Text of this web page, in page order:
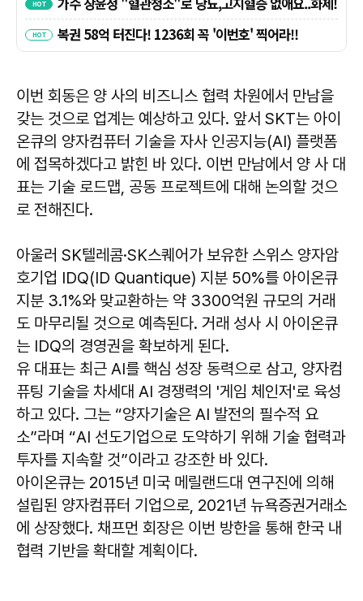
이번 회동은 양 사의 비즈니스 협력 차원에서 만남을
갖는 것으로 업계는 예상하고 있다. 앞서 SKT는 아이
온큐의 양자컴퓨터 기술을 자사 인공지능(AI) 플랫폼
에 접목하겠다고 밝힌 바 있다. 이번 만남에서 양 사 대
표는 기술 로드맵, 공동 프로젝트에 대해 논의할 것으
로 전해진다.
아울러 SK텔레콤·SK스퀘어가 보유한 스위스 양자암
호기업 IDQ(ID Quantique) 지분 50%를 아이온큐
지분 3.1%와 맞교환하는 약 3300억원 규모의 거래
도 마무리될 것으로 예측된다. 거래 성사 시 아이온큐
는 IDQ의 경영권을 확보하게 된다.
유 대표는 최근 AI를 핵심 성장 동력으로 삼고, 양자컴
퓨팅 기술을 차세대 AI 경쟁력의 '게임 체인저'로 육성
하고 있다. 그는 “양자기술은 AI 발전의 필수적 요
소”라며 “AI 선도기업으로 도약하기 위해 기술 협력과
투자를 지속할 것”이라고 강조한 바 있다.
아이온큐는 2015년 미국 메릴랜드대 연구진에 의해
설립된 양자컴퓨터 기업으로, 2021년 뉴욕증권거래소
에 상장했다. 채프먼 회장은 이번 방한을 통해 한국 내
협력 기반을 확대할 계획이다.